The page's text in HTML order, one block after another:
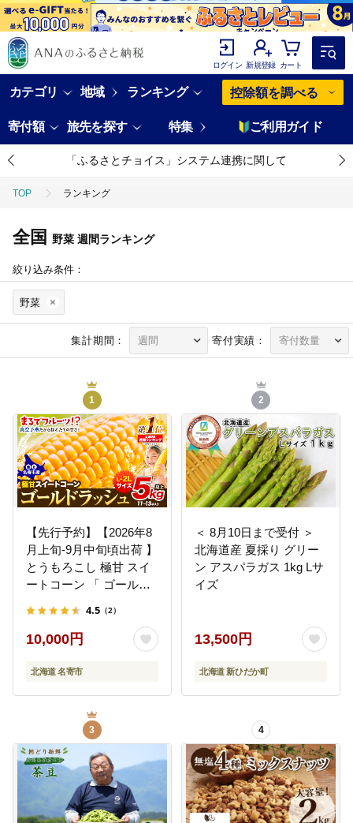
ログイン 新規登録 カート
カテゴリ 地域 ランキング 控除額を調べる
寄付額 旅先を探す 特集 ご利用ガイド
「ふるさとチョイス」システム連携に関して
TOP ランキング
全国 野菜 週間ランキング
絞り込み条件：
野菜
集計期間： 寄付実績：
1
【先行予約】【2026年8
月上旬-9月中旬頃出荷 】
とうもろこし 極甘 スイ
ートコーン 「 ゴールド
～13本 特大 サイズ --
nayoro_loc_31_5k_hp---
4.5 （2）
10,000円
北海道 名寄市
2
＜ 8月10日まで受付 ＞
北海道産 夏採り グリー
ン アスパラガス 1kg Lサ
イズ
13,500円
北海道 新ひだか町
3 4